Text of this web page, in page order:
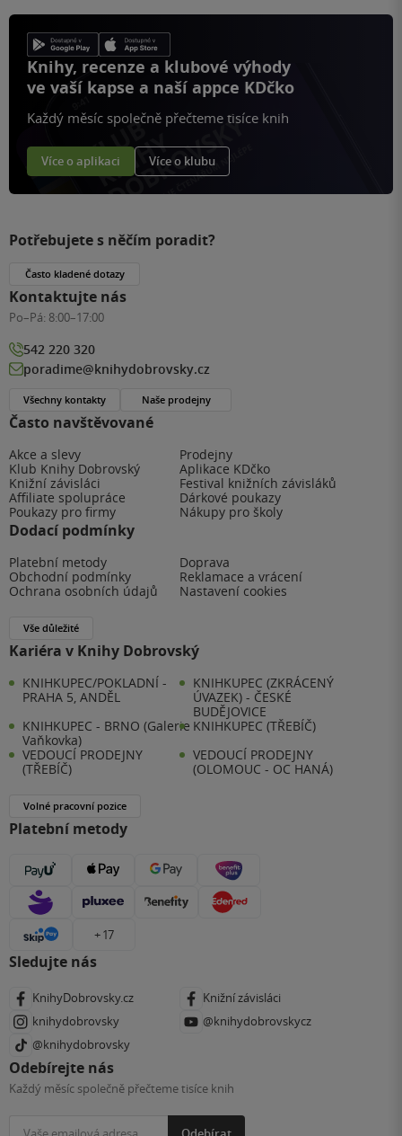
Knihy, recenze a klubové výhody
ve vaší kapse a naší appce KDčko
Každý měsíc společně přečteme tisíce knih
Více o aplikaci Více o klubu
Často navštěvované
Akce a slevy
Prodejny
Klub Knihy Dobrovský
Aplikace KDčko
Knižní závisláci
Festival knižních závisláků
Affiliate spolupráce
Dárkové poukazy
Poukazy pro firmy
Nákupy pro školy
Dodací podmínky
Platební metody
Doprava
Obchodní podmínky
Reklamace a vrácení
Ochrana osobních údajů
Nastavení cookies
Vše důležité
Kariéra v Knihy Dobrovský
KNIHKUPEC/POKLADNÍ -
PRAHA 5, ANDĚL
KNIHKUPEC (ZKRÁCENÝ
ÚVAZEK) - ČESKÉ
BUDĚJOVICE
KNIHKUPEC - BRNO (Galerie
Vaňkovka)
KNIHKUPEC (TŘEBÍČ)
VEDOUCÍ PRODEJNY
(TŘEBÍČ)
VEDOUCÍ PRODEJNY
(OLOMOUC - OC HANÁ)
Volné pracovní pozice
Platební metody
+ 17
Sledujte nás
KnihyDobrovsky.cz
Knižní závisláci
knihydobrovsky
@knihydobrovskycz
@knihydobrovsky
Odebírejte nás
Každý měsíc společně přečteme tisíce knih
Potřebujete s něčím poradit?
Často kladené dotazy
Kontaktujte nás
Po–Pá: 8:00–17:00
542 220 320
poradime@knihydobrovsky.cz
Všechny kontakty Naše prodejny